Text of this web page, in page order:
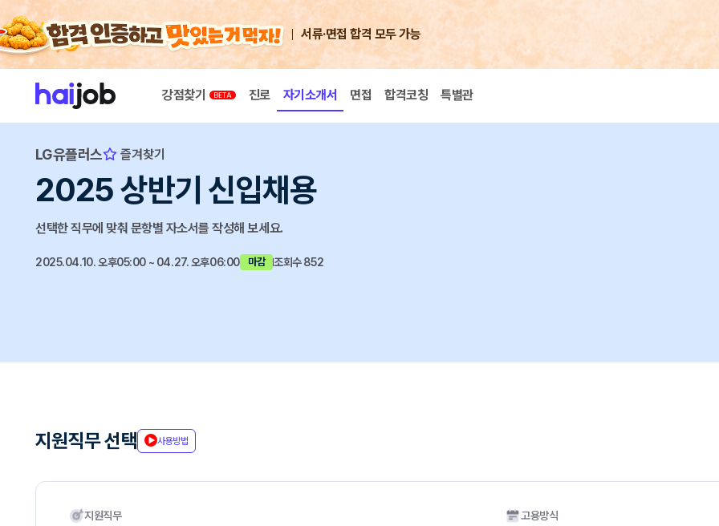
서류·면접 합격 모두 가능
강점찾기 진로 자기소개서 면접 합격코칭 특별관
LG유플러스 즐겨찾기
2025 상반기 신입채용
선택한 직무에 맞춰 문항별 자소서를 작성해 보세요.
2025.04.10. 오후05:00 ~ 04.27. 오후06:00 마감 조회수 852
지원직무 선택 사용방법
지원직무 고용방식